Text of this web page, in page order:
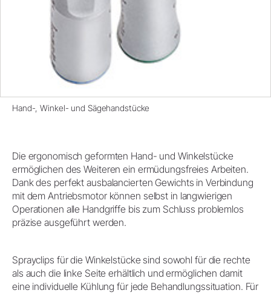
Hand-, Winkel- und Sägehandstücke
Die ergonomisch geformten Hand- und Winkelstücke
ermöglichen des Weiteren ein ermüdungsfreies Arbeiten.
Dank des perfekt ausbalancierten Gewichts in Verbindung
mit dem Antriebsmotor können selbst in langwierigen
Operationen alle Handgriffe bis zum Schluss problemlos
präzise ausgeführt werden.
Sprayclips für die Winkelstücke sind sowohl für die rechte
als auch die linke Seite erhältlich und ermöglichen damit
eine individuelle Kühlung für jede Behandlungssituation. Für